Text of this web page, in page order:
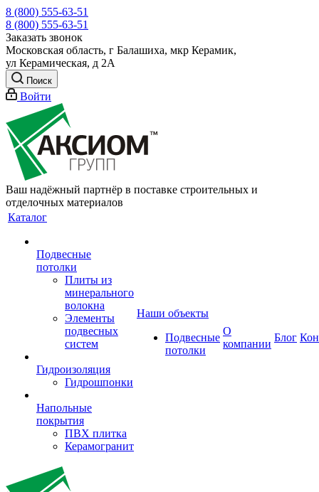
8 (800) 555-63-51
8 (800) 555-63-51
Заказать звонок
Московская область, г Балашиха, мкр Керамик,
ул Керамическая, д 2А
Поиск
Войти
Ваш надёжный партнёр в поставке строительных и
отделочных материалов
Каталог
Подвесные
потолки
Плиты из
минерального
волокна
Элементы
подвесных
систем
Гидроизоляция
Гидрошпонки
Напольные
покрытия
ПВХ плитка
Керамогранит
Наши объекты
Подвесные
потолки
О
компании
Блог